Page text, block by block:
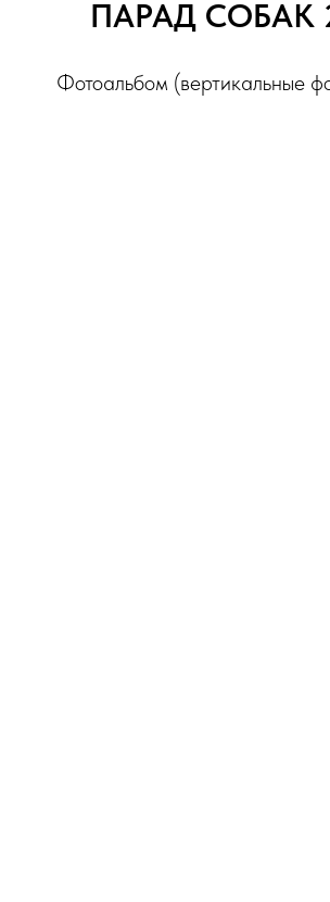
ПАРАД СОБАК
Фотоальбом (вертикальные